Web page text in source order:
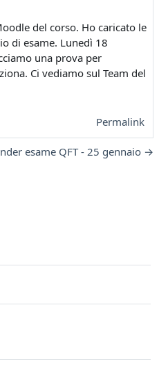
del corso. Ho caricato le
di esame. Lunedì 18
una prova per
Ci vediamo sul Team del
Permalink
esame QFT - 25 gennaio →